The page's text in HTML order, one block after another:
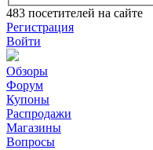
483 посетителей на сайте
Регистрация
Войти
Обзоры
Форум
Купоны
Распродажи
Магазины
Вопросы